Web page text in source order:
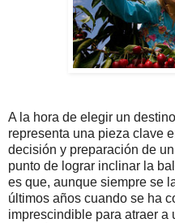
A la hora de elegir un
representa una pieza clave
decisión y preparación de
punto de lograr inclinar la
es que, aunque siempre se
últimos años cuando se ha
imprescindible para atraer a